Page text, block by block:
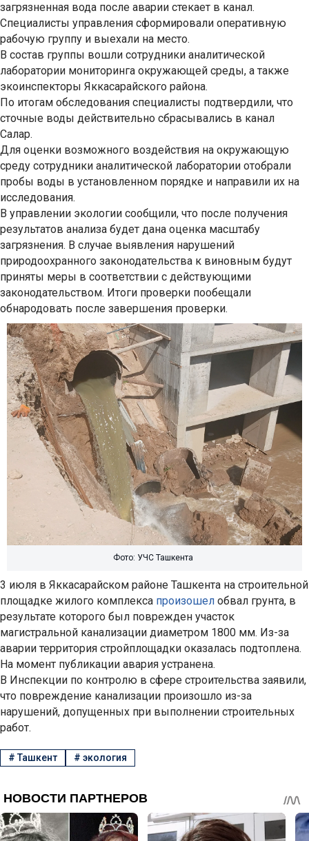
загрязненная вода после аварии стекает в канал.
Специалисты управления сформировали оперативную
рабочую группу и выехали на место.
В состав группы вошли сотрудники аналитической
лаборатории мониторинга окружающей среды, а также
экоинспекторы Яккасарайского района.
По итогам обследования специалисты подтвердили, что
сточные воды действительно сбрасывались в канал
Салар.
Для оценки возможного воздействия на окружающую
среду сотрудники аналитической лаборатории отобрали
пробы воды в установленном порядке и направили их на
исследования.
В управлении экологии сообщили, что после получения
результатов анализа будет дана оценка масштабу
загрязнения. В случае выявления нарушений
природоохранного законодательства к виновным будут
приняты меры в соответствии с действующими
законодательством. Итоги проверки пообещали
обнародовать после завершения проверки.
Фото: УЧС Ташкента
3 июля в Яккасарайском районе Ташкента на строительной
площадке жилого комплекса произошел обвал грунта, в
результате которого был поврежден участок
магистральной канализации диаметром 1800 мм. Из-за
аварии территория стройплощадки оказалась подтоплена.
На момент публикации авария устранена.
В Инспекции по контролю в сфере строительства заявили,
что повреждение канализации произошло из-за
нарушений, допущенных при выполнении строительных
работ.
#Ташкент # экология